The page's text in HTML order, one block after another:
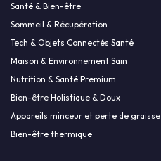
Santé & Bien-être
Sommeil & Récupération
Tech & Objets Connectés Santé
Maison & Environnement Sain
Nutrition & Santé Premium
Bien-être Holistique & Doux
Appareils minceur et perte de graisse
Bien-être thermique